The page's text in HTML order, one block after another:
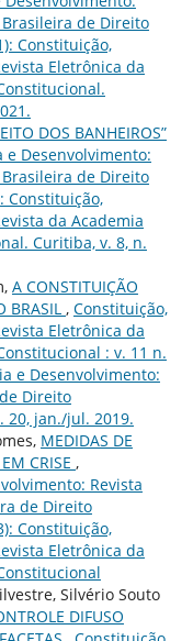
de Direito
Constituição,
Eletrônica da
DOS BANHEIROS”
e Desenvolvimento:
de Direito
Constituição,
da Academia
Curitiba, v. 8, n.
A CONSTITUIÇÃO
BRASIL , Constituição,
Eletrônica da
: v. 11 n.
e Desenvolvimento:
Direito
20, jan./jul. 2019.
MEDIDAS DE
CRISE ,
Revista
de Direito
Constituição,
Eletrônica da
Silvério Souto
DIFUSO